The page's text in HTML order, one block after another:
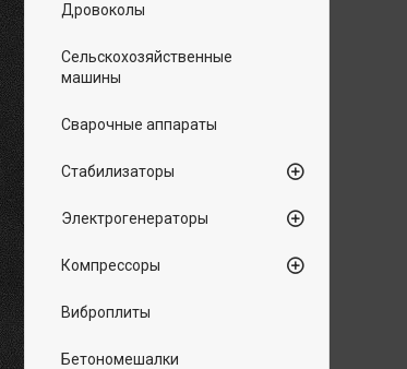
Дровоколы
Сельскохозяйственные
машины
Сварочные аппараты
Стабилизаторы
Электрогенераторы
Компрессоры
Виброплиты
Бетономешалки